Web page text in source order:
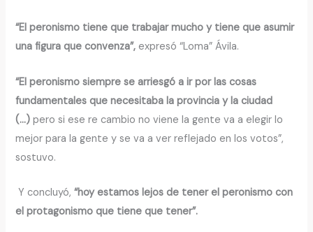
“El peronismo tiene que trabajar mucho y tiene que asumir
una figura que convenza”, expresó “Loma” Ávila.
“El peronismo siempre se arriesgó a ir por las cosas
fundamentales que necesitaba la provincia y la ciudad
(…)pero si ese re cambio no viene la gente va a elegir lo
mejor para la gente y se va a ver reflejado en los votos”,
sostuvo.
Y concluyó,“hoy estamos lejos de tener el peronismo con
el protagonismo que tiene que tener”.